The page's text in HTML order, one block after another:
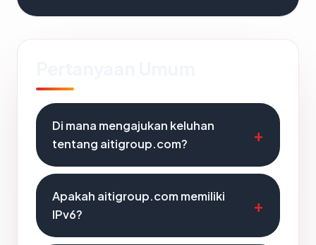
Di mana mengajukan keluhan
tentang aitigroup.com?
Apakah aitigroup.com memiliki
IPv6?